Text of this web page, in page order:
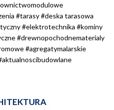
#tarasy #deska tarasowa
#elektrotechnika #kominy
#drewnopochodnematerialy
#agregatymalarskie